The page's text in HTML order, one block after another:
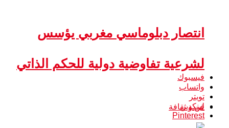
انتصار دبلوماسي مغربي يؤسس
لشرعية تفاوضية دولية للحكم الذاتي
فن و ثقافة
فيسبوك
واتساب
تويتر
لينكدين
Pinterest